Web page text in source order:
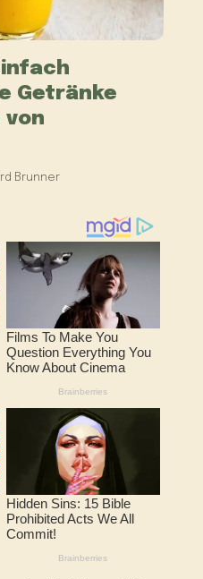
Getränke
von
Brunner